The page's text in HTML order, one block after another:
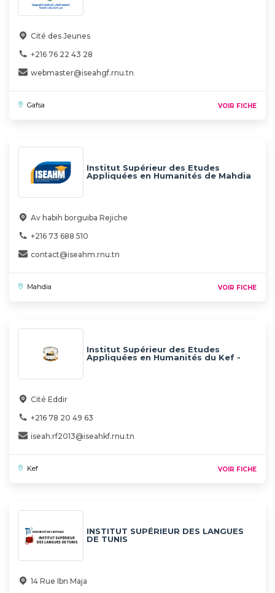
Cité des Jeunes
+216 76 22 43 28
webmaster@iseahgf.rnu.tn
Gafsa VOIR FICHE
Institut Supérieur des Etudes
Appliquées en Humanités de Mahdia
Av habih borguiba Rejiche
+216 73 688 510
contact@iseahm.rnu.tn
Mahdia VOIR FICHE
Institut Supérieur des Etudes
Appliquées en Humanités du Kef -
Cité Eddir
+216 78 20 49 63
iseah.rf2013@iseahkf.rnu.tn
Kef VOIR FICHE
INSTITUT SUPÉRIEUR DES LANGUES
DE TUNIS
14 Rue Ibn Maja